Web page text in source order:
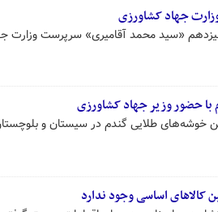
جهاد کشاورزی
«سید محمد آقامیری» سرپرست وزارت
حضور وزیر جهاد کشاورزی
خوشه‌های طلایی گندم در سیستان و
کالاهای اساسی وجود ندارد